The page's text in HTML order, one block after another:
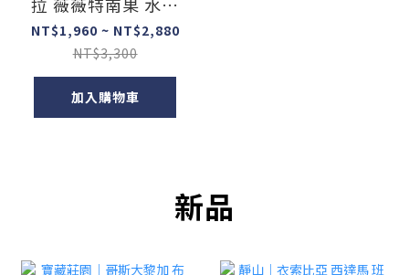
拉 薇薇特南果 水洗
｜一磅裝精品咖啡
豆
NT$1,960 ~ NT$2,880
NT$3,300
加入購物車
新品